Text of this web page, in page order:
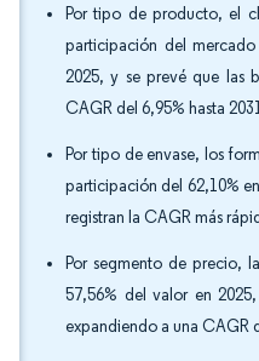
Por tipo de producto, el
participación del
2025, y se prevé que las
CAGR del 6,95% hasta
Por tipo de envase, los
participación del 62,10%
registran la CAGR más
Por segmento de precio,
57,56% del valor en
expandiendo a una CAGR